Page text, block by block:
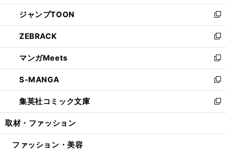
開
く
ウ
で
開
く
ン
ド
ウ
で
開
く
ウ
ィ
ン
ド
ウ
で
開
く
し
い
ウ
ィ
ン
ド
ウ
で
開
く
ジャンプTOON
新
し
い
ウ
ィ
ン
ド
ウ
で
開
ZEBRACK
新
し
い
ウ
ィ
ン
ド
ウ
開
マンガMeets
新
し
い
ウ
ィ
ン
ウ
S-MANGA
新
し
い
ウ
ン
集英社コミック文庫
新
し
ウ
取材・ファッション
ファッション・美容